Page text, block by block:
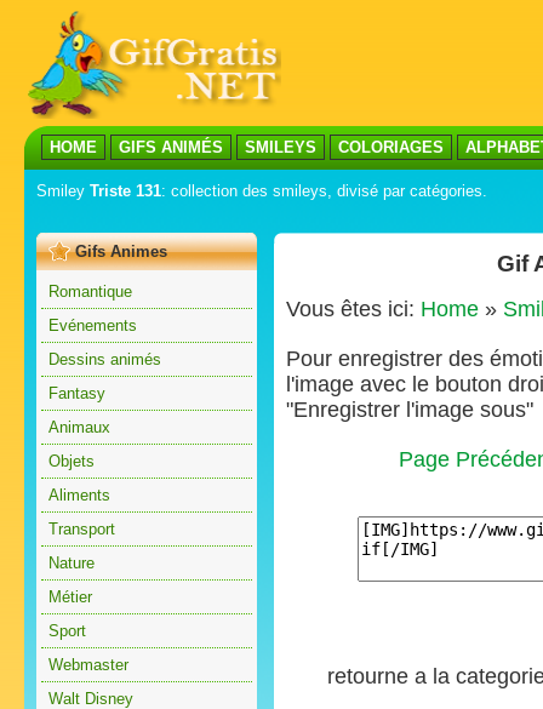
HOME GIFS ANIMÉS SMILEYS COLORIAGES
Smiley Triste 131: collection des smileys, divisé par catégories.
Gifs Animes
Romantique
Evénements
Dessins animés
Fantasy
Animaux
Objets
Aliments
Transport
Nature
Métier
Sport
Webmaster
Walt Disney
Gif
Vous êtes ici: Home »
Pour enregistrer des
l'image avec le bouton
"Enregistrer l'image sous"
Page
retourne a la